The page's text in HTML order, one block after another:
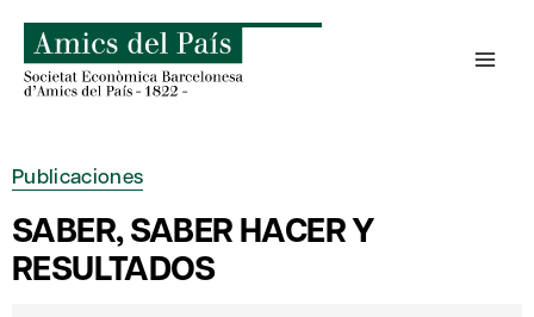
contenido
Publicaciones
SABER, SABER HACER Y
RESULTADOS